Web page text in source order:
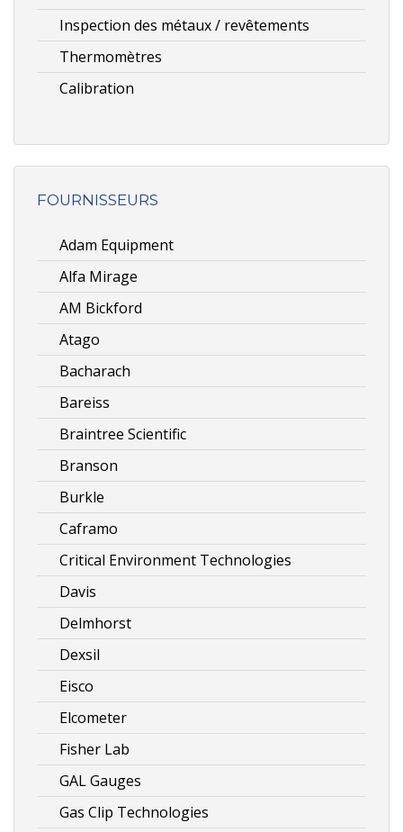
Inspection des métaux / revêtements
Thermomètres
Calibration
FOURNISSEURS
Adam Equipment
Alfa Mirage
AM Bickford
Atago
Bacharach
Bareiss
Braintree Scientific
Branson
Burkle
Caframo
Critical Environment Technologies
Davis
Delmhorst
Dexsil
Eisco
Elcometer
Fisher Lab
GAL Gauges
Gas Clip Technologies